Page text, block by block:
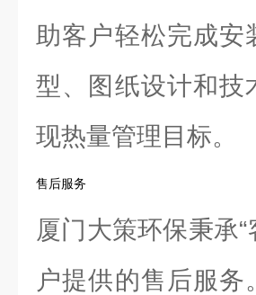
助客户轻松完成
型、图纸设计和技
现热量管理目标。
售后服务
厦门大策环保秉承
户提供的售后服